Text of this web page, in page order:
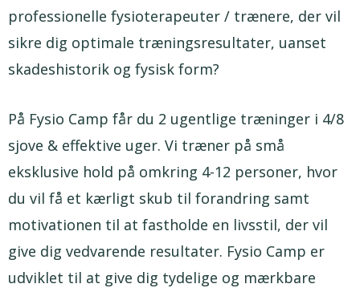
professionelle fysioterapeuter / trænere, der vil
sikre dig optimale træningsresultater, uanset
skadeshistorik og fysisk form?
På Fysio Camp får du 2 ugentlige træninger i 4/8
sjove & effektive uger. Vi træner på små
eksklusive hold på omkring 4-12 personer, hvor
du vil få et kærligt skub til forandring samt
motivationen til at fastholde en livsstil, der vil
give dig vedvarende resultater. Fysio Camp er
udviklet til at give dig tydelige og mærkbare